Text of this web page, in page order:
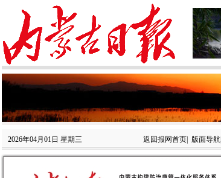
2026年04月01日 星期三 返回报网首页 版面导航